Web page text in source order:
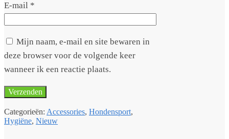
E-mail *
Mijn naam, e-mail en site bewaren in
deze browser voor de volgende keer
wanneer ik een reactie plaats.
Categorieën: Accessories, Hondensport,
Hygiëne, Nieuw